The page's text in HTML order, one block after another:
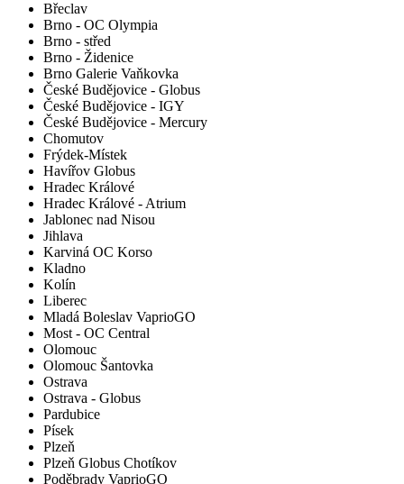
Břeclav
Brno - OC Olympia
Brno - střed
Brno - Židenice
Brno Galerie Vaňkovka
České Budějovice - Globus
České Budějovice - IGY
České Budějovice - Mercury
Chomutov
Frýdek-Místek
Havířov Globus
Hradec Králové
Hradec Králové - Atrium
Jablonec nad Nisou
Jihlava
Karviná OC Korso
Kladno
Kolín
Liberec
Mladá Boleslav VaprioGO
Most - OC Central
Olomouc
Olomouc Šantovka
Ostrava
Ostrava - Globus
Pardubice
Písek
Plzeň
Plzeň Globus Chotíkov
Poděbrady VaprioGO